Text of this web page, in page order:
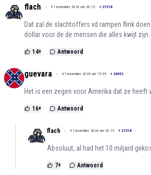
flach 07 november 2024 om 20:15 + 27318
Dat zal de slachtoffers vd rampen flink
dollar voor de de mensen die alles kwijt zijn.
14+ Antwoord
guevara 07 november 2024 om 19:59 + 36052
Het is een zegen voor Amerika dat ze heeft
16+ Antwoord
flach 07 november 2024 om 20:15 + 27318
Absoluut, al had het 10 miljard
7+ Antwoord